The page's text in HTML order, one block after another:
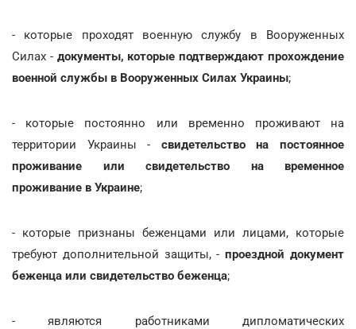
- которые проходят военную службу в Вооруженных
Силах - документы, которые подтверждают прохождение
военной службы в Вооруженных Силах Украины;
- которые постоянно или временно проживают на
территории Украины - свидетельство на постоянное
проживание или свидетельство на временное
проживание в Украине;
- которые признаны беженцами или лицами, которые
требуют дополнительной защиты, -проездной документ
беженца или свидетельство беженца;
- являются работниками дипломатических